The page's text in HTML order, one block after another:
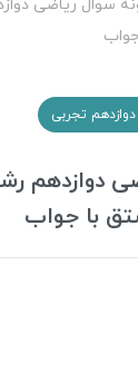
سوال ریاضی
تجربی
دوازدهم
با جواب